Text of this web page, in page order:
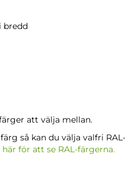
bredd
att välja mellan.
så kan du välja valfri
här för att se RAL-färgerna.